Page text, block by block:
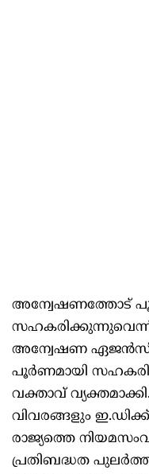
അന്വേഷണത്തോട്
സഹകരിക്കുന്നുവെന്ന്
അന്വേഷണ
പൂര്‍ണമായി
വക്താവ്
വിവരങ്ങളും
രാജ്യത്തെ
പ്രതിബദ്ധത